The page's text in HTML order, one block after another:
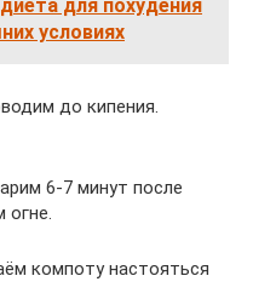
для похудения
условиях
до кипения.
6-7 минут после
огне.
компоту настояться